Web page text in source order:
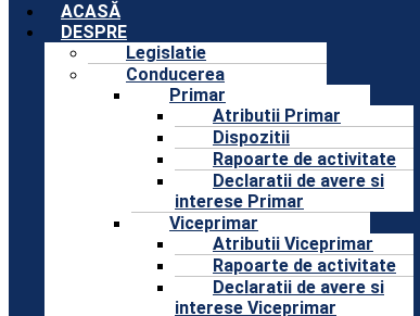
ACASĂ
DESPRE
Legislatie
Conducerea
Primar
Atributii Primar
Dispozitii
Rapoarte de activitate
Declaratii de avere si
interese Primar
Viceprimar
Atributii Viceprimar
Rapoarte de activitate
Declaratii de avere si
interese Viceprimar